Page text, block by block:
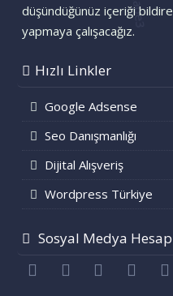
düşündüğünüz içeriği
yapmaya çalışacağız.
Hızlı Linkler
Google Adsense
Seo Danışmanlığı
Dijital Alışveriş
Wordpress Türkiye
Sosyal Medya
FacebookTwitter youtubeBize